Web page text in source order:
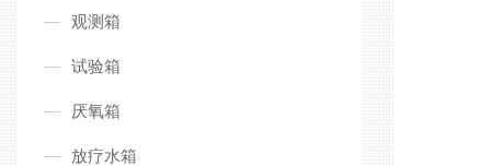
观测箱
试验箱
厌氧箱
放疗水箱